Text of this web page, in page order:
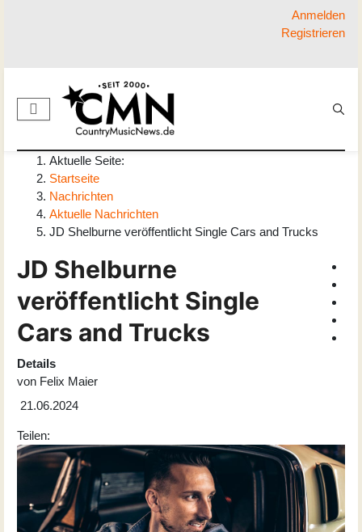
Anmelden
Registrieren
Aktuelle Seite:
Startseite
Nachrichten
Aktuelle Nachrichten
JD Shelburne veröffentlicht Single Cars and Trucks
JD Shelburne
veröffentlicht Single
Cars and Trucks
Details
von Felix Maier
21.06.2024
Teilen: